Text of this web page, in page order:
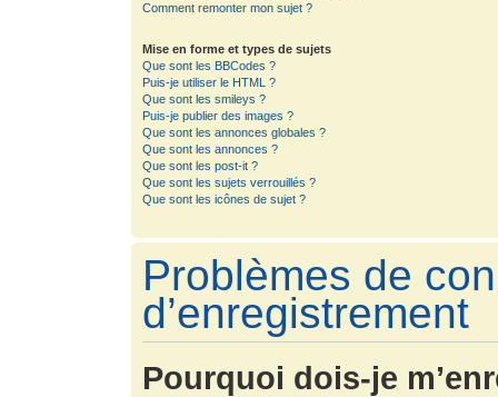
Comment remonter mon sujet ?
Mise en forme et types de sujets
Que sont les BBCodes ?
Puis-je utiliser le HTML ?
Que sont les smileys ?
Puis-je publier des images ?
Que sont les annonces globales ?
Que sont les annonces ?
Que sont les post-it ?
Que sont les sujets verrouillés ?
Que sont les icônes de sujet ?
Problèmes de
d’enregistrement
Pourquoi dois-je